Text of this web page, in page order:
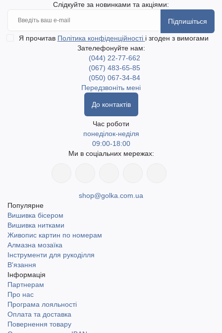
глибини та виразності, формуючи стильний зовнішній вигляд
без складних технік.
Пряжа підходить для в’язання светрів, кардиганів, шалей,
шарфів та інших аксесуарів. Вироби виходять теплими,
практичними та з характерною фактурою.
включаючи найвіддаленіші населені пункти. Доступний
самовивіз у місті Одеса. Доставка Новою поштою та
Слідкуйте за новинками та акціями:
Підпишіться
Я прочитав Політика конфіденційності і згоден з вимогами
Зателефонуйте нам:
(044) 22-77-662
(067) 483-65-85
(050) 067-34-84
Передзвоніть мені
До контактів
Час роботи
понеділок-неділя
09:00-18:00
Ми в соціальних мережах:
shop@golka.com.ua
Популярне
Вишивка бісером
Вишивка нитками
Живопис картин по номерам
Алмазна мозаїка
Інструменти для рукоділля
В'язання
Інформація
Партнерам
Про нас
Програма лояльності
Оплата та доставка
Повернення товару